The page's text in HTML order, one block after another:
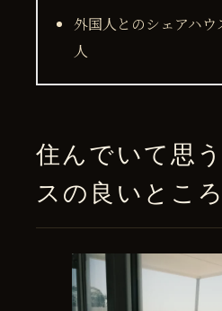
外国人とのシェアハ
人
住んでいて思
スの良いところ